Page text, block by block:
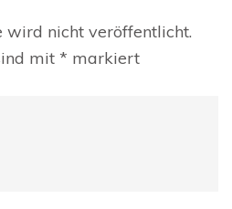
wird nicht veröffentlicht.
mit * markiert